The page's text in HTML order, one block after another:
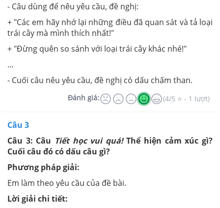
- Câu dùng để nêu yêu cầu, đề nghị:
+ "Các em hãy nhớ lại những điều đã quan sát và tả loại
trái cây mà mình thích nhất!"
+ "Đừng quên so sánh với loại trái cây khác nhé!"
...
- Cuối câu nêu yêu cầu, đề nghị có dấu chấm than.
Đánh giá: (4/5 ⭐ - 1 lượt)
Câu 3
Câu 3: Câu Tiết học vui quá!Thể hiện cảm xúc gì?
Cuối câu đó có dấu câu gì?
Phương pháp giải:
Em làm theo yêu cầu của đề bài.
Lời giải chi tiết: